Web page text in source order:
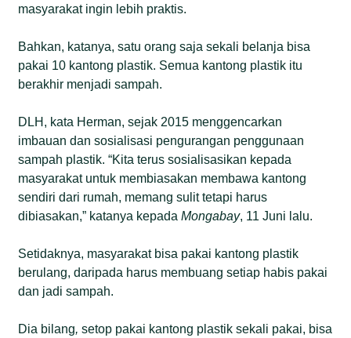
masyarakat ingin lebih praktis.
Bahkan, katanya, satu orang saja sekali belanja bisa
pakai 10 kantong plastik. Semua kantong plastik itu
berakhir menjadi sampah.
DLH, kata Herman, sejak 2015 menggencarkan
imbauan dan sosialisasi pengurangan penggunaan
sampah plastik. “Kita terus sosialisasikan kepada
masyarakat untuk membiasakan membawa kantong
sendiri dari rumah, memang sulit tetapi harus
dibiasakan,” katanya kepadaMongabay, 11 Juni lalu.
Setidaknya, masyarakat bisa pakai kantong plastik
berulang, daripada harus membuang setiap habis pakai
dan jadi sampah.
Dia bilang,setop pakai kantong plastik sekali pakai, bisa